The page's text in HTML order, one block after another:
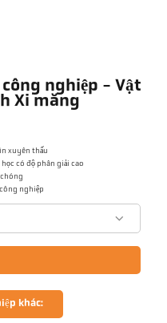
nghiệp - Vật
Xi măng
xuyên thấu
có độ phân giải cao
chóng
nghiệp
khác: